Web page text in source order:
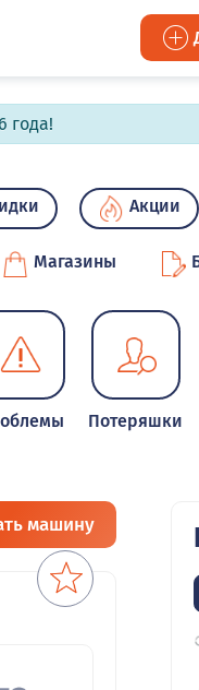
года!
Акции
Магазины
Потеряшки
машину